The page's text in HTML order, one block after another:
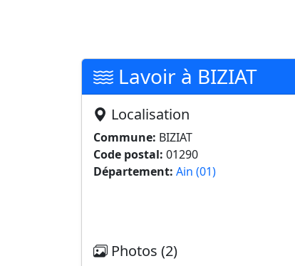
Lavoir à BIZIAT
Localisation
Commune: BIZIAT
Code postal: 01290
Département: Ain (01)
Photos (2)